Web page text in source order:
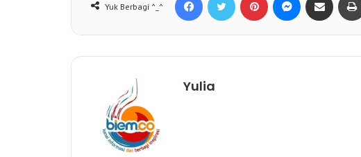
Yuk Berbagi ^_^
Yulia